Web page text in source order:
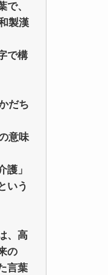
で、
製漢
で構
だち
意味
護」
いう
、高
の
言葉